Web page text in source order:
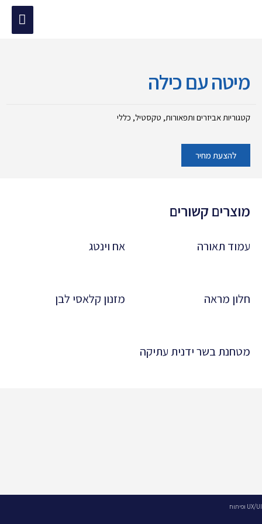
ראשי
מיטה עם כילה
קטגוריות אביזרים ותפאורות, טקסטיל, כללי
להצעת מחיר
מוצרים קשורים
עמוד תאורה אח וינטג
חלון מראה מזנון קלאסי לבן
מטחנת בשר ידנית עתיקה
UX/UI ופיתוח